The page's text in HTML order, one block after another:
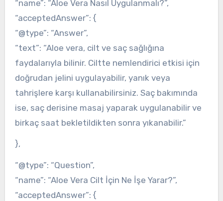
“name”: “Aloe Vera Nasıl Uygulanmalı?”,
“acceptedAnswer”: {
“@type”: “Answer”,
“text”: “Aloe vera, cilt ve saç sağlığına
faydalarıyla bilinir. Ciltte nemlendirici etkisi için
doğrudan jelini uygulayabilir, yanık veya
tahrişlere karşı kullanabilirsiniz. Saç bakımında
ise, saç derisine masaj yaparak uygulanabilir ve
birkaç saat bekletildikten sonra yıkanabilir.”
},
“@type”: “Question”,
“name”: “Aloe Vera Cilt İçin Ne İşe Yarar?”,
“acceptedAnswer”: {